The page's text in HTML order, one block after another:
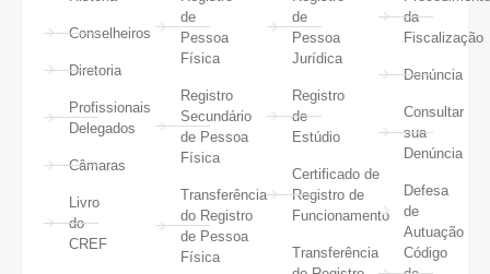
Conselheiros
Diretoria
Profissionais
Delegados
Câmaras
Livro
do
CREF
de
Pessoa
Física
Registro
Secundário
de Pessoa
Física
Transferência
do Registro
de Pessoa
Física
de
Pessoa
Jurídica
Registro
de
Estúdio
Certificado de
Registro de
Funcionamento
Transferência
da
Fiscalização
Denúncia
Consultar
sua
Denúncia
Defesa
de
Autuação
Código